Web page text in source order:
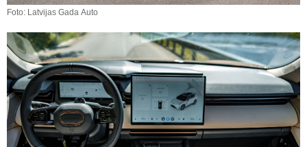
Foto: Latvijas Gada Auto